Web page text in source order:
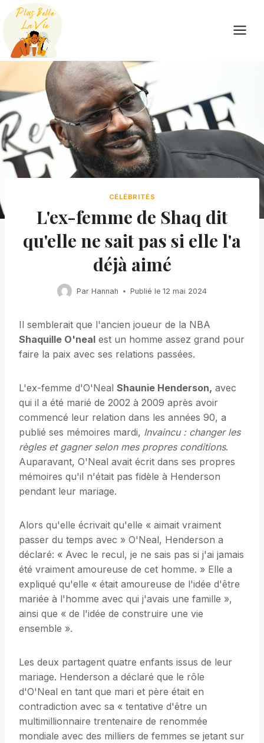
Skip
content
CÉLÉBRITÉS
L'ex-femme de Shaq dit
qu'elle ne sait pas si elle l'a
déjà aimé
Par Hannah Publié le 12 mai 2024
Il semblerait que l'ancien joueur de la NBA
Shaquille O'neal est un homme assez grand pour
faire la paix avec ses relations passées.
L'ex-femme d'O'Neal Shaunie Henderson, avec
qui il a été marié de 2002 à 2009 après avoir
commencé leur relation dans les années 90, a
publié ses mémoires mardi, Invaincu : changer les
règles et gagner selon mes propres conditions.
Auparavant, O'Neal avait écrit dans ses propres
mémoires qu'il n'était pas fidèle à Henderson
pendant leur mariage.
Alors qu'elle écrivait qu'elle « aimait vraiment
passer du temps avec » O'Neal, Henderson a
déclaré: « Avec le recul, je ne sais pas si j'ai jamais
été vraiment amoureuse de cet homme. » Elle a
expliqué qu'elle « était amoureuse de l'idée d'être
mariée à l'homme avec qui j'avais une famille »,
ainsi que « de l'idée de construire une vie
ensemble ».
Les deux partagent quatre enfants issus de leur
mariage. Henderson a déclaré que le rôle
d'O'Neal en tant que mari et père était en
contradiction avec sa « tentative d'être un
multimillionnaire trentenaire de renommée
mondiale avec des milliers de femmes se jetant sur